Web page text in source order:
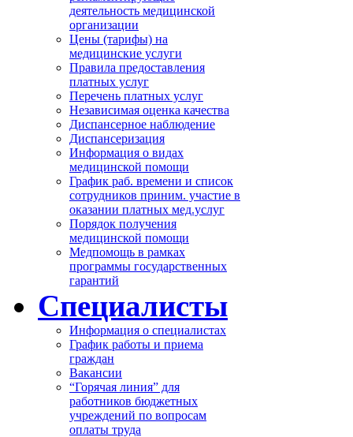
деятельность медицинской
организации
Цены (тарифы) на
медицинские услуги
Правила предоставления
платных услуг
Перечень платных услуг
Независимая оценка качества
Диспансерное наблюдение
Диспансеризация
Информация о видах
медицинской помощи
График раб. времени и список
сотрудников приним. участие в
оказании платных мед.услуг
Порядок получения
медицинской помощи
Медпомощь в рамках
программы государственных
гарантий
Специалисты
Информация о специалистах
График работы и приема
граждан
Вакансии
“Горячая линия” для
работников бюджетных
учреждений по вопросам
оплаты труда